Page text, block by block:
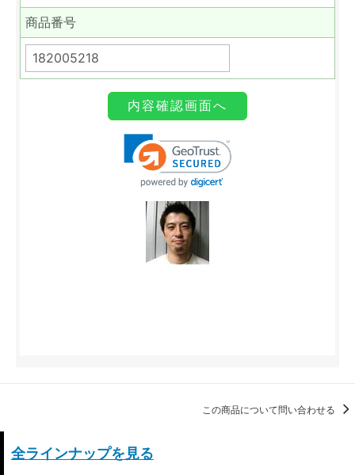
この商品について問い合わせる
全ラインナップを見る